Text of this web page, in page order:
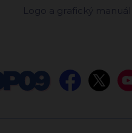
Logo a grafický manuál